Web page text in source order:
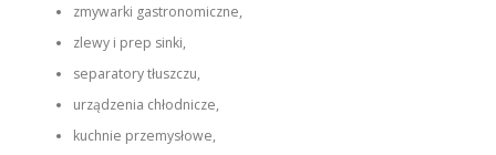
zmywarki gastronomiczne,
zlewy i prep sinki,
separatory tłuszczu,
urządzenia chłodnicze,
kuchnie przemysłowe,